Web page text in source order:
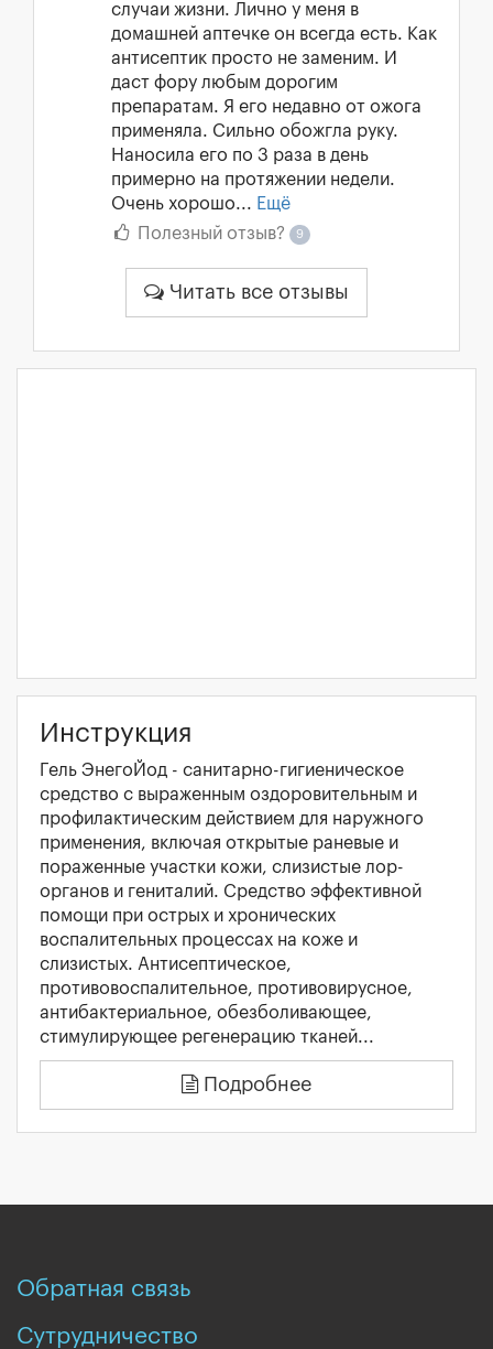
случаи жизни. Лично у меня в
домашней аптечке он всегда есть. Как
антисептик просто не заменим. И
даст фору любым дорогим
препаратам. Я его недавно от ожога
применяла. Сильно обожгла руку.
Наносила его по 3 раза в день
примерно на протяжении недели.
Очень хорошо... Ещё
Полезный отзыв?
9
Читать все отзывы
Инструкция
Гель ЭнегоЙод - санитарно-гигиеническое
средство с выраженным оздоровительным и
профилактическим действием для наружного
применения, включая открытые раневые и
пораженные участки кожи, слизистые лор-
органов и гениталий. Средство эффективной
помощи при острых и хронических
воспалительных процессах на коже и
слизистых. Антисептическое,
противовоспалительное, противовирусное,
антибактериальное, обезболивающее,
стимулирующее регенерацию тканей...
Подробнее
Обратная связь
Сутрудничество